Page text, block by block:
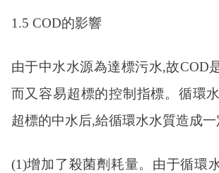
1.5 COD的影響
由于中水水源為達標污水,故COD
而又容易超標的控制指標。循環
超標的中水后,給循環水水質造成一
(1)增加了殺菌劑耗量。由于循環